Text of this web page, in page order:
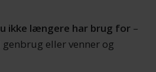
ikke længere har brug for –
eller venner og